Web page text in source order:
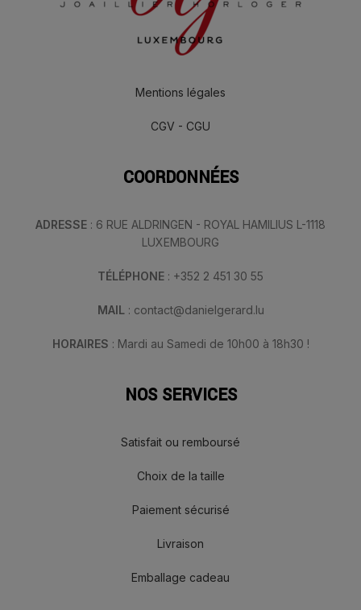
Mentions légales
CGV - CGU
COORDONNÉES
ADRESSE : 6 RUE ALDRINGEN - ROYAL HAMILIUS L-1118
LUXEMBOURG
TÉLÉPHONE : +352 2 451 30 55
MAIL : contact@danielgerard.lu
HORAIRES : Mardi au Samedi de 10h00 à 18h30 !
NOS SERVICES
Satisfait ou remboursé
Choix de la taille
Paiement sécurisé
Livraison
Emballage cadeau